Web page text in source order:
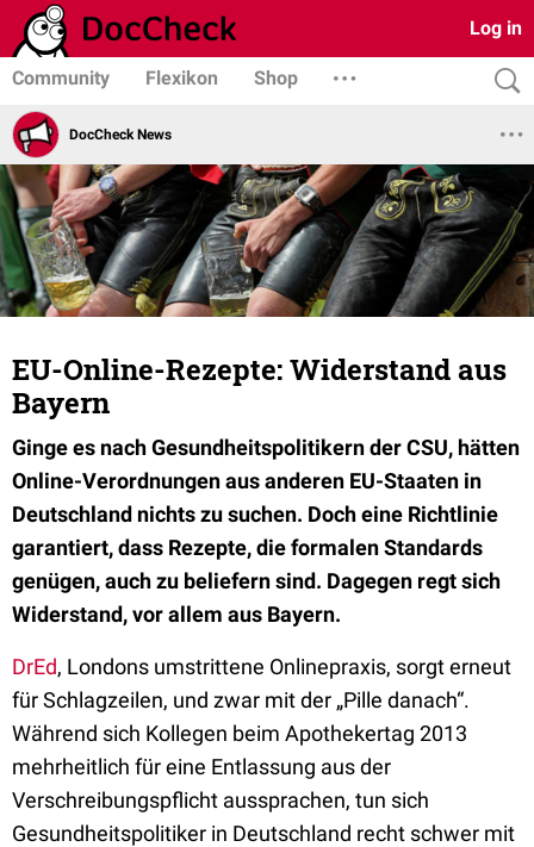
Log in
Community Flexikon Shop
DocCheck News
EU-Online-Rezepte: Widerstand aus
Bayern
Ginge es nach Gesundheitspolitikern der CSU, hätten
Online-Verordnungen aus anderen EU-Staaten in
Deutschland nichts zu suchen. Doch eine Richtlinie
garantiert, dass Rezepte, die formalen Standards
genügen, auch zu beliefern sind. Dagegen regt sich
Widerstand, vor allem aus Bayern.
DrEd, Londons umstrittene Onlinepraxis, sorgt erneut
für Schlagzeilen, und zwar mit der „Pille danach“.
Während sich Kollegen beim Apothekertag 2013
mehrheitlich für eine Entlassung aus der
Verschreibungspflicht aussprachen, tun sich
Gesundheitspolitiker in Deutschland recht schwer mit